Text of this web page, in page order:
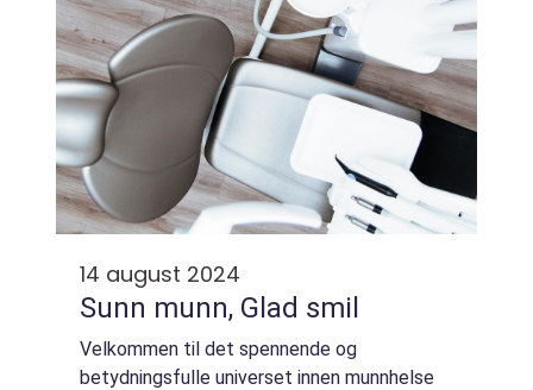
14 august 2024
Sunn munn, Glad smil
Velkommen til det spennende og
betydningsfulle universet innen munnhelse